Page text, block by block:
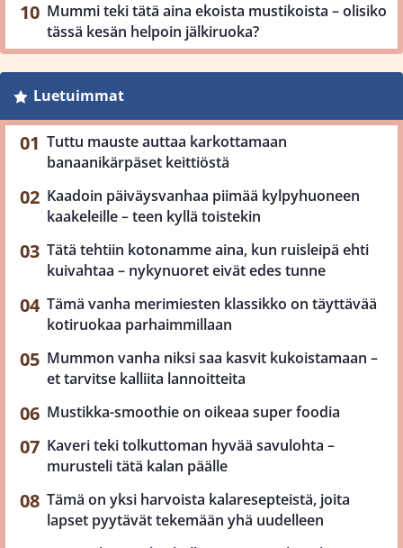
Mummi teki tätä aina ekoista mustikoista – olisiko
tässä kesän helpoin jälkiruoka?
Luetuimmat
Tuttu mauste auttaa karkottamaan
banaanikärpäset keittiöstä
Kaadoin päiväysvanhaa piimää kylpyhuoneen
kaakeleille – teen kyllä toistekin
Tätä tehtiin kotonamme aina, kun ruisleipä ehti
kuivahtaa – nykynuoret eivät edes tunne
Tämä vanha merimiesten klassikko on täyttävää
kotiruokaa parhaimmillaan
Mummon vanha niksi saa kasvit kukoistamaan –
et tarvitse kalliita lannoitteita
Mustikka-smoothie on oikeaa super foodia
Kaveri teki tolkuttoman hyvää savulohta –
murusteli tätä kalan päälle
Tämä on yksi harvoista kalaresepteistä, joita
lapset pyytävät tekemään yhä uudelleen